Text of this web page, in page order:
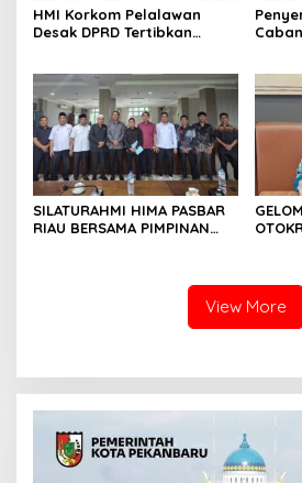
HMI Korkom Pelalawan
Desak DPRD Tertibkan
SILATURAHMI HIMA PASBAR
RIAU BERSAMA PIMPINAN
View More